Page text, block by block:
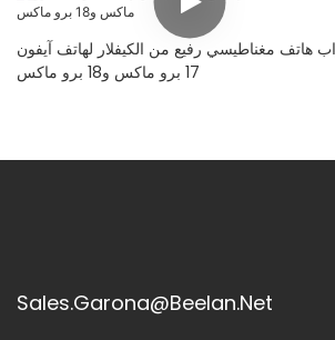
هاتف مغناطيسي رفيع من الكيفلار لهاتف آيفون
17 برو ماكس و18 برو ماكس
Sales.Garona@Beelan.Net